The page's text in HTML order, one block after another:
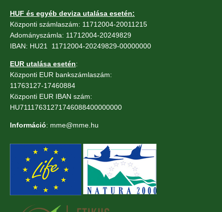
HUF és egyéb deviza utalása esetén:
Központi számlaszám: 11712004-20011215
Adományszámla: 11712004-20249829
IBAN: HU21 11712004-20249829-00000000
EUR utalása esetén:
Központi EUR bankszámlaszám:
11763127-17460884
Központi EUR IBAN szám:
HU71117631271746088400000000
Információ: mme@mme.hu